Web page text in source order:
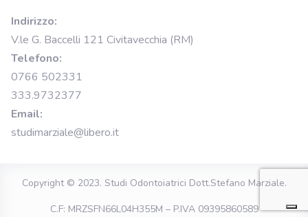
Indirizzo:
V.le G. Baccelli 121 Civitavecchia (RM)
Telefono:
0766 502331
333.9732377
Email:
studimarziale@libero.it
Copyright © 2023. Studi Odontoiatrici Dott.Stefano Marziale.
C.F: MRZSFN66L04H355M – P.IVA 09395860589